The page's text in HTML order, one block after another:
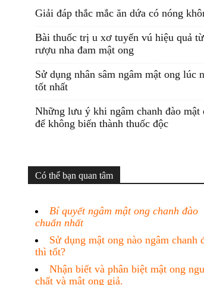
Giải đáp thắc mắc ăn dứa có nóng
Bài thuốc trị u xơ tuyến vú hiệu quả từ
rượu nha đam mật ong
Sử dụng nhân sâm ngâm mật ong lúc
tốt nhất
Những lưu ý khi ngâm chanh đào mật
để không biến thành thuốc độc
Có thể bạn quan tâm
Bí quyết ngâm mật ong chanh đào
chuẩn nhất
Sử dụng mật ong nào ngâm chanh
thì tốt?
Nhận biết và phân biệt mật ong
chất và mật ong giả.